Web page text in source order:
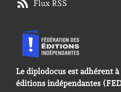
Flux RSS
Le diplodocus est adhérent
éditions indépendantes